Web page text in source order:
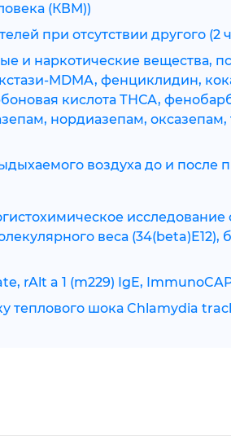
(КВМ))
при отсутствии другого (2
и наркотические вещества,
MDMA, фенциклидин,
кислота ТНСА,
нордиазепам,
воздуха до и после
веса
rAlt a 1 (m229) IgE,
теплового шока Chlamydia